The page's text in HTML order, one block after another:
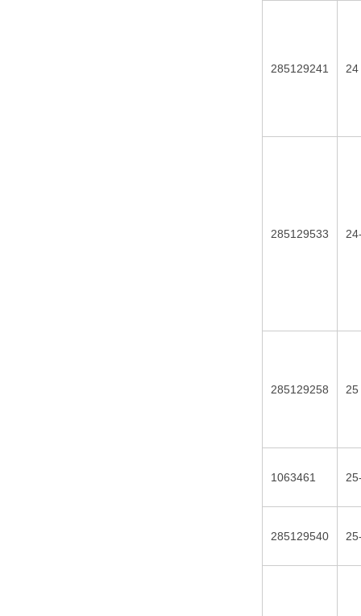
285129241
285129533
285129258
1063461
285129540